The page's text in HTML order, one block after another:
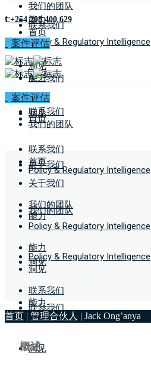
联系我们
能力
洞见
联系我们
我们的团队
Policy & Regulatory Intelligence
能力
洞见
联系我们
t:+254 208 400 629
案件评估
首页
关于我们
我们的团队
Policy & Regulatory Intelligence
能力
洞见
联系我们
案件评估
首页
关于我们
我们的团队
Policy & Regulatory Intelligence
能力
洞见
首页
关于我们
我们的团队
Policy & Regulatory Intelligence
能力
洞见
联系我们
首页 | 管理合伙人 | Jack Ong’anya
概述